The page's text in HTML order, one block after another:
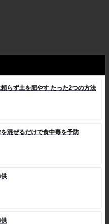
頼らず土を肥やす たった2つの方法
混ぜるだけで食中毒を予防
供
供